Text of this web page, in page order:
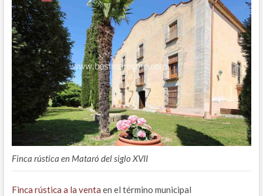
Finca rústica en Mataró del siglo XVII
Finca rústica a la venta en el término municipal